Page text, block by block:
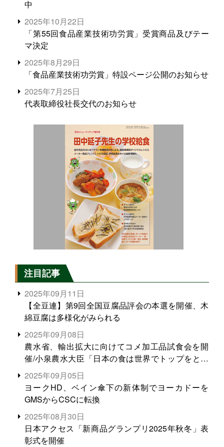
中
2025年10月22日
「第55回食品産業技術功労賞」受賞商品及びテー
マ決定
2025年8月29日
「食品産業技術功労賞」特設ページ公開のお知らせ
2025年7月25日
代表取締役社長交代のお知らせ
注目記事
2025年09月11日
【全豆連】第9回全国豆腐品評会の本選を開催、木
綿豆腐は多様化がみられる
2025年09月08日
農水省、輸出拡大に向けてコメ加工品試食会を開
催/小泉農水大臣「日本の食は世界でトップをとれ
る。米増産に向けて、米輸出需要の拡大を」
2025年09月05日
ヨークHD、ベイン傘下の新体制でヨーカドーを
GMSからCSCに転換
2025年08月30日
日本アクセス「新商品グランプリ2025年秋冬」表
彰式を開催